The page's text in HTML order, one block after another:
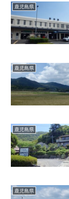
鹿児島県
鹿児島県
鹿児島県
鹿児島県